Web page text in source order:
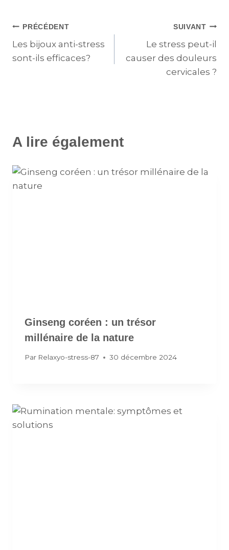
PRÉCÉDENT
Les bijoux anti-stress
sont-ils efficaces?
SUIVANT
Le stress peut-il
causer des douleurs
cervicales ?
A lire également
Ginseng coréen : un trésor
millénaire de la nature
Par Relaxyo-stress-87 30 décembre 2024